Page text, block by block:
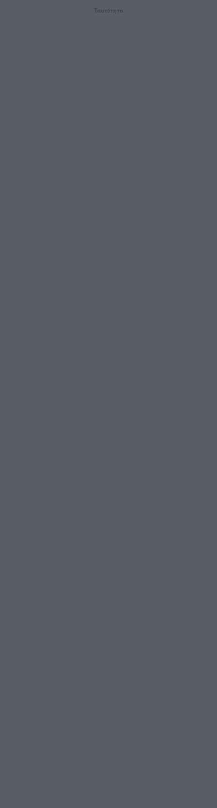
Ταυτότητα